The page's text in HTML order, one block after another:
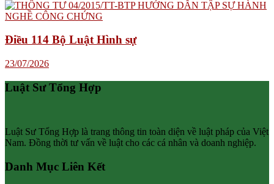
Điều 114 Bộ Luật Hình sự
23/07/2026
Luật Sư Tổng Hợp
Luật Sư Tổng Hợp là trang thông tin toàn diện về luật pháp của Việt
Nam. Đồng thời tư vấn về luật cho các cá nhân và doanh nghiệp.
Danh Mục Liên Kết